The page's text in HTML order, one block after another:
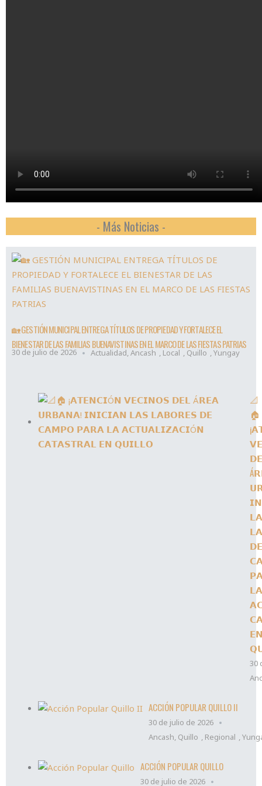
- Más Noticias -
🏡 GESTIÓN MUNICIPAL ENTREGA TÍTULOS DE PROPIEDAD Y FORTALECE EL
BIENESTAR DE LAS FAMILIAS BUENAVISTINAS EN EL MARCO DE LAS FIESTAS PATRIAS
30 de julio de 2026 Actualidad,Ancash , Local , Quillo ,Yungay
📐
🏠
𝗗𝗘
𝗟𝗔
30
ACCIÓN POPULAR QUILLO II
30 de julio de 2026
Ancash, Quillo , Regional ,
ACCIÓN POPULAR QUILLO
30 de julio de 2026